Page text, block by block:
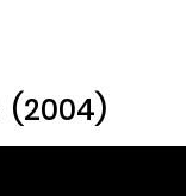
(2004)